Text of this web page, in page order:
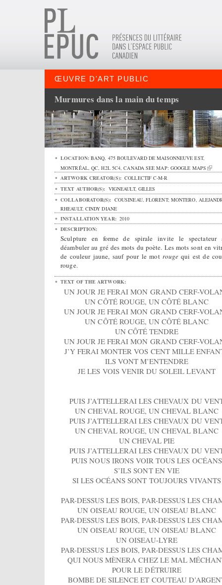
ŒUVRE D'ART PUBLIC
Murmures dans la main du temps
LOCATION: BANQ, 475 BOULEVARD DE MAISONNEUVE EST,
MONTRÉAL,QC,H2L 5C4,CANADA SEE MAP: GOOGLE MAPS
ARTWORK CREATOR(S): COLLECTIF C-M-R
TEXT AUTHOR(S): VIGNEAULT, GILLES
COLLABORATOR(S): COUSINEAU, FLORENT; MONTERO,
RHEAULT, CINDY DIANE
INSTALLATION YEAR: 2010
DESCRIPTION:
Sculpture en forme de spirale invite le
déambuler au gré des mots du poète. Les mots sont en
de couleur jaune, sauf pour le motrougequi est de
rouge.
TEXT OF THE ARTWORK:
UN JOUR JE FERAI MON GRAND CERF-
UN CÔTÉ ROUGE, UN CÔTÉ BLANC
UN JOUR JE FERAI MON GRAND CERF-
UN CÔTÉ ROUGE, UN CÔTÉ BLANC
UN CÔTÉ TENDRE
UN JOUR JE FERAI MON GRAND CERF-
J’Y FERAI MONTER VOS CENT MILLE
ILS VONT M’ENTENDRE
JE LES VOIS VENIR DU SOLEIL LEVANT
PUIS J’ATTELLERAI LES CHEVAUX DU
UN CHEVAL ROUGE, UN CHEVAL BLANC
PUIS J’ATTELLERAI LES CHEVAUX DU
UN CHEVAL ROUGE, UN CHEVAL BLANC
UN CHEVAL PIE
PUIS J’ATTELLERAI LES CHEVAUX DU
PUIS NOUS IRONS VOIR TOUS LES OCÉANS
S’ILS SONT EN VIE
SI LES OCÉANS SONT TOUJOURS VIVANTS
PAR-DESSUS LES BOIS, PAR-DESSUS LES
UN OISEAU ROUGE, UN OISEAU BLANC
PAR-DESSUS LES BOIS, PAR-DESSUS LES
UN OISEAU ROUGE, UN OISEAU BLANC
UN OISEAU-LYRE
PAR-DESSUS LES BOIS, PAR-DESSUS LES
QUI NOUS MÈNERA CHEZ LE MAL
POUR LE DÉTRUIRE
BOMBE DE SILENCE ET COUTEAU